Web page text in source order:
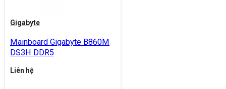
Gigabyte
Mainboard Gigabyte B860M
DS3H DDR5
Liên hệ